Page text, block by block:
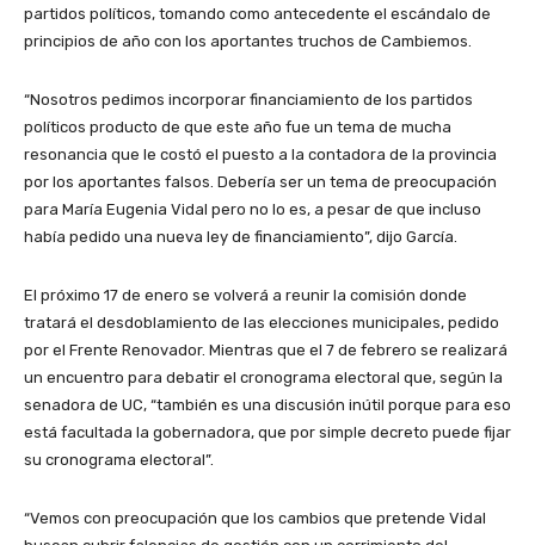
partidos políticos, tomando como antecedente el escándalo de
principios de año con los aportantes truchos de Cambiemos.
“Nosotros pedimos incorporar financiamiento de los partidos
políticos producto de que este año fue un tema de mucha
resonancia que le costó el puesto a la contadora de la provincia
por los aportantes falsos. Debería ser un tema de preocupación
para María Eugenia Vidal pero no lo es, a pesar de que incluso
había pedido una nueva ley de financiamiento”, dijo García.
El próximo 17 de enero se volverá a reunir la comisión donde
tratará el desdoblamiento de las elecciones municipales, pedido
por el Frente Renovador. Mientras que el 7 de febrero se realizará
un encuentro para debatir el cronograma electoral que, según la
senadora de UC, “también es una discusión inútil porque para eso
está facultada la gobernadora, que por simple decreto puede fijar
su cronograma electoral”.
“Vemos con preocupación que los cambios que pretende Vidal